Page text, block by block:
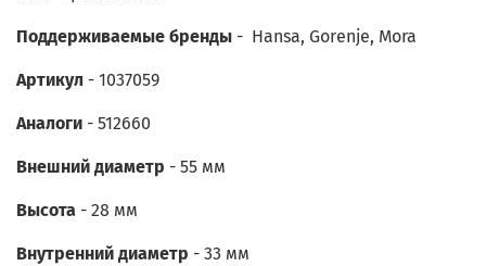
Поддерживаемые бренды - Hansa, Gorenje, Mora
Артикул - 1037059
Аналоги - 512660
Внешний диаметр - 55 мм
Высота - 28 мм
Внутренний диаметр - 33 мм